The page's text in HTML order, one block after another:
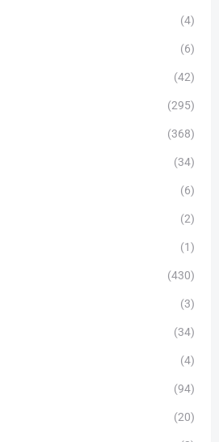
(4)
(6)
(42)
(295)
(368)
(34)
(6)
(2)
(1)
(430)
(3)
(34)
(4)
(94)
(20)